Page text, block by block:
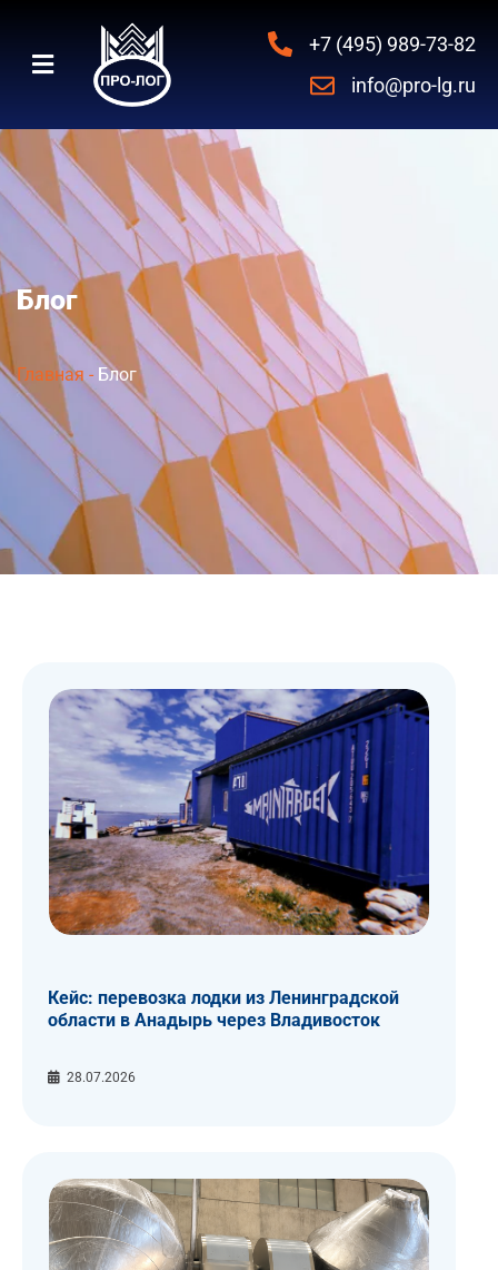
+7 (495) 989-73-82
info@pro-lg.ru
Блог
Главная - Блог
Кейс: перевозка лодки из Ленинградской
области в Анадырь через Владивосток
28.07.2026